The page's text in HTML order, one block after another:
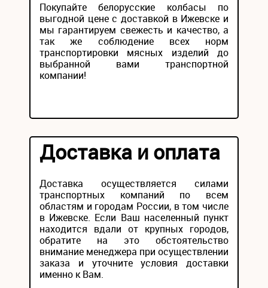
Покупайте белорусские колбасы по
выгодной цене с доставкой в Ижевске и
мы гарантируем свежесть и качество, а
так же соблюдение всех норм
транспортировки мясных изделий до
выбранной вами транспортной
компании!
Доставка и оплата
Доставка осуществляется силами
транспортных компаний по всем
областям и городам России, в том числе
в Ижевске. Если Ваш населенный пункт
находится вдали от крупных городов,
обратите на это обстоятельство
внимание менеджера при осуществлении
заказа и уточните условия доставки
именно к Вам.